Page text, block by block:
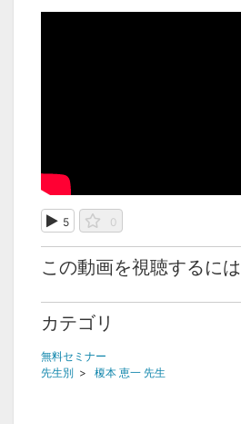
5 0
この動画を視聴するには
カテゴリ
無料セミナー
先生別 > 榎本 恵一 先生